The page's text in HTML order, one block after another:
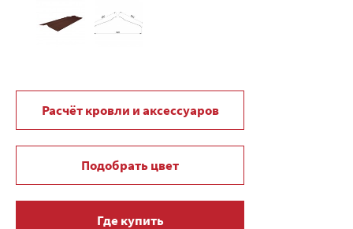
Расчёт кровли и аксессуаров
Подобрать цвет
Где купить